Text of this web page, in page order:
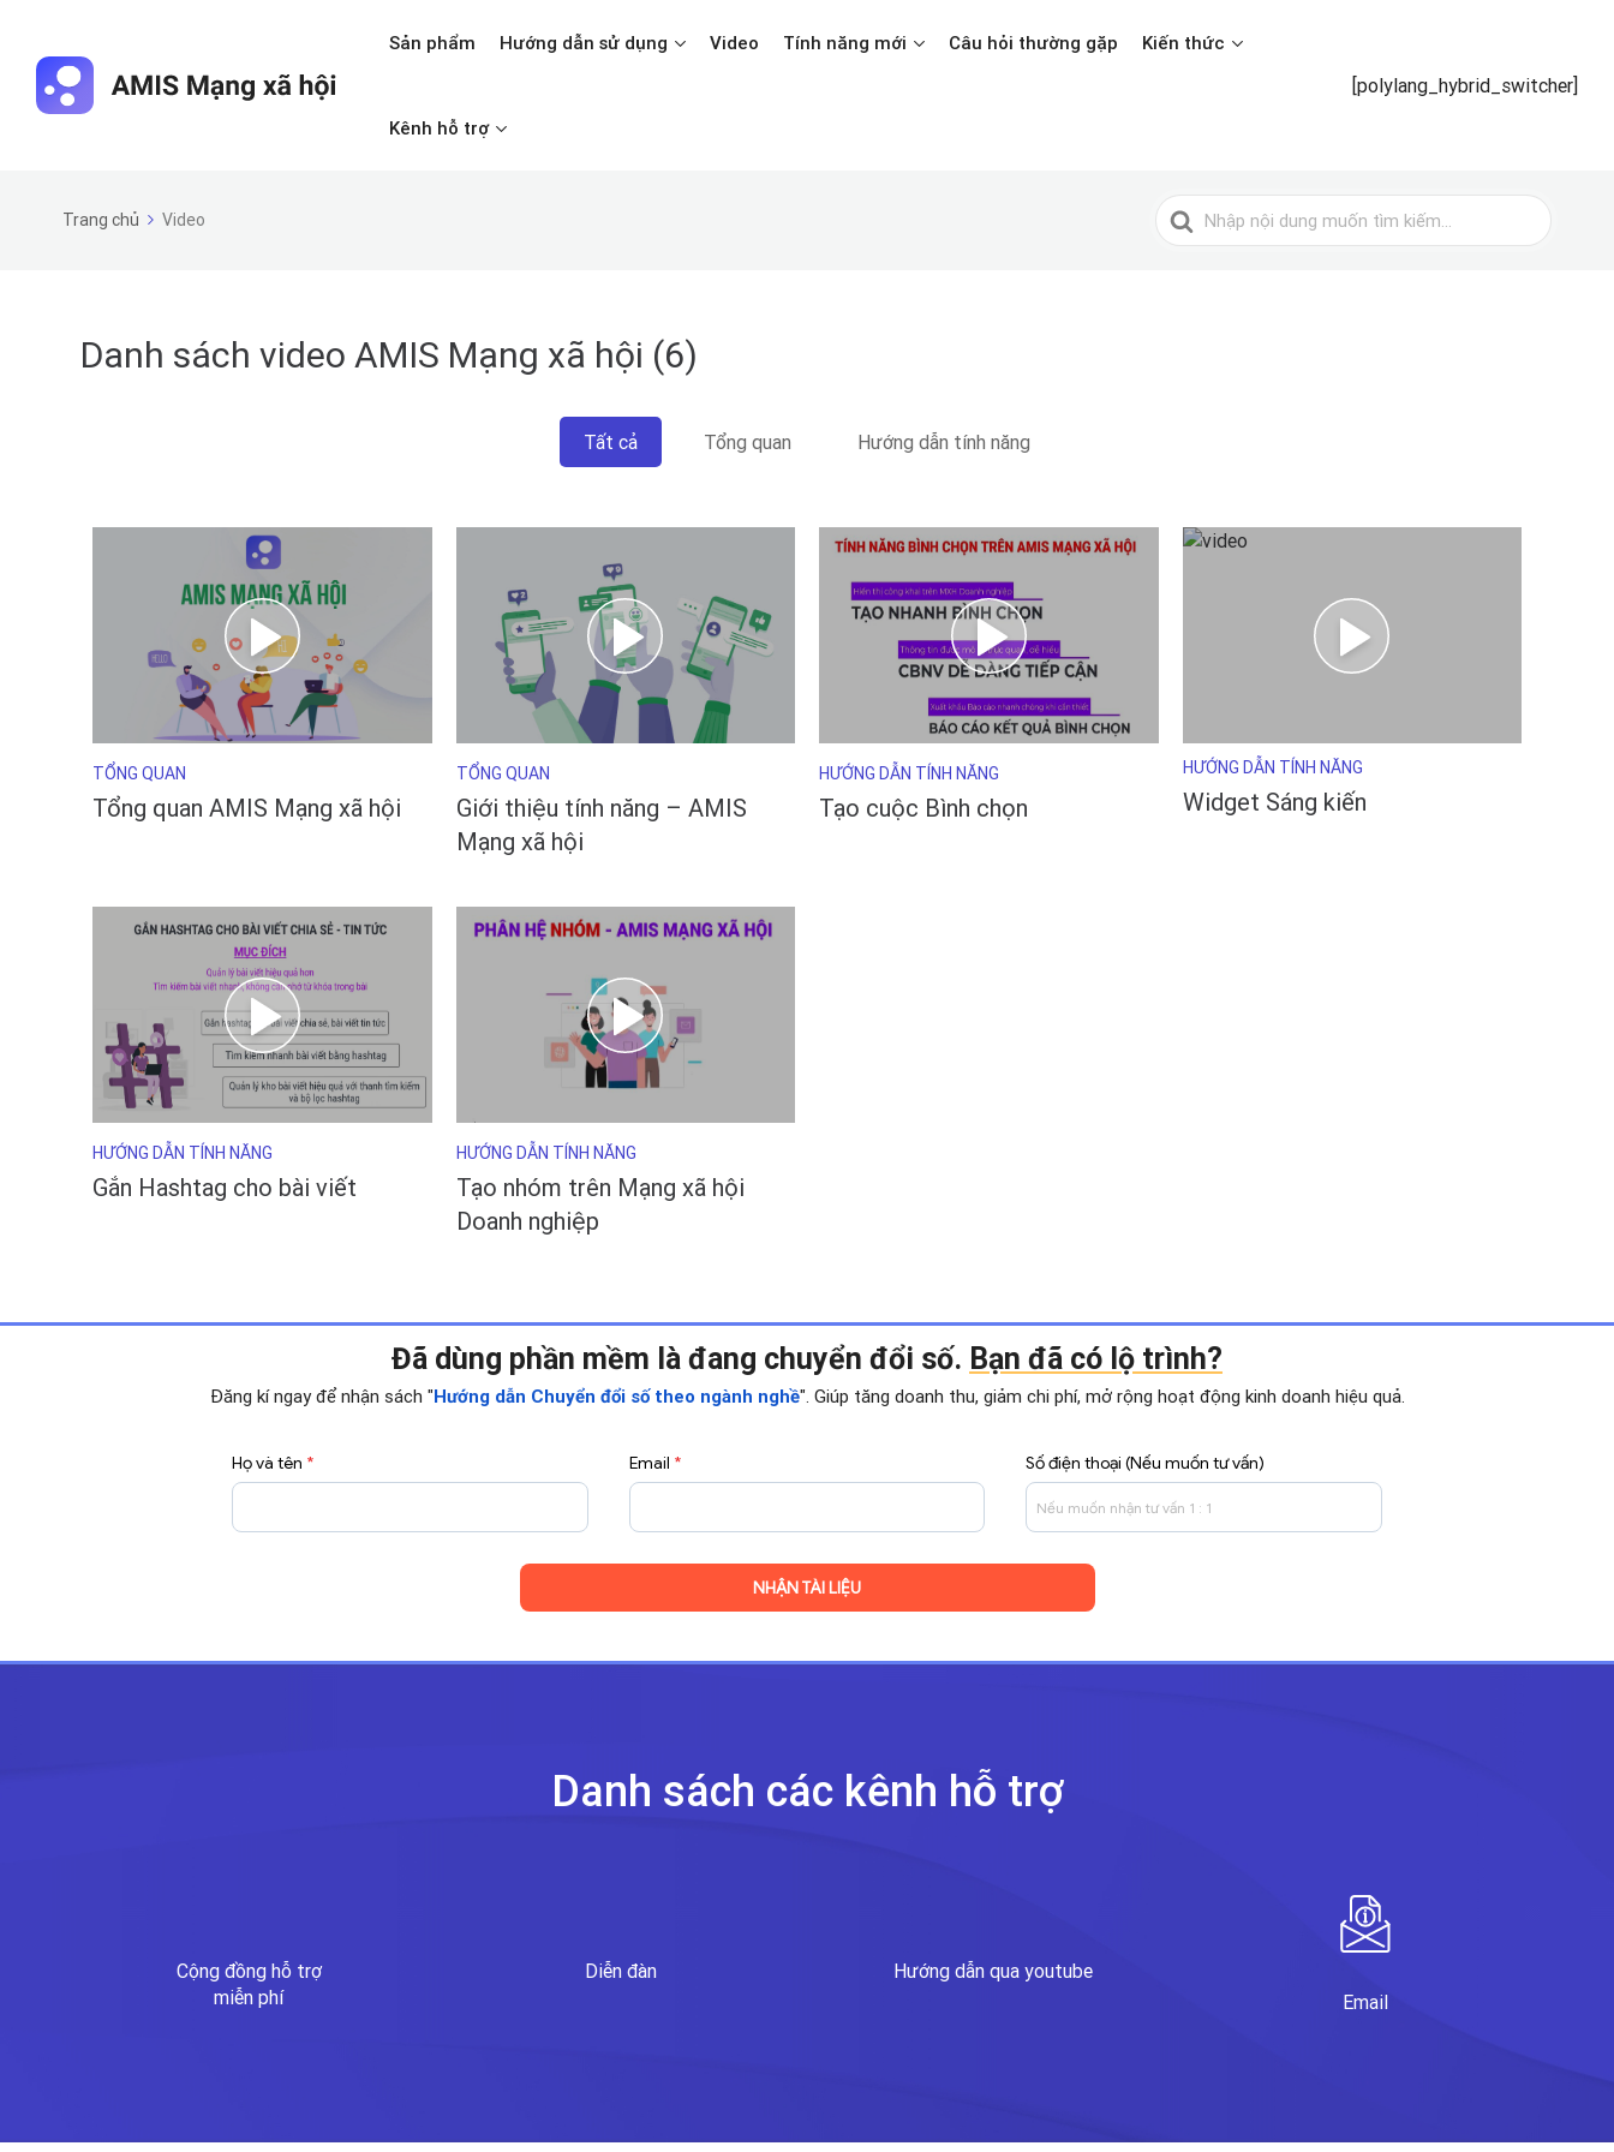
Sản phẩm Hướng dẫn sử dụng Video Tính năng mới Câu hỏi thường gặp Kiến thức
Kênh hỗ trợ
[polylang_hybrid_switcher]
Trang chủ Video
Tìm
kiếm
Danh sách video AMIS Mạng xã hội (6)
Tất cả Tổng quan Hướng dẫn tính năng
TỔNG QUAN
Tổng quan AMIS Mạng xã hội
TỔNG QUAN
Giới thiệu tính năng – AMIS
Mạng xã hội
HƯỚNG DẪN TÍNH NĂNG
Tạo cuộc Bình chọn
HƯỚNG DẪN TÍNH NĂNG
Widget Sáng kiến
HƯỚNG DẪN TÍNH NĂNG
Gắn Hashtag cho bài viết
HƯỚNG DẪN TÍNH NĂNG
Tạo nhóm trên Mạng xã hội
Doanh nghiệp
Đã dùng phần mềm là đang chuyển đổi số. Bạn đã có lộ trình?
Đăng kí ngay để nhận sách "Hướng dẫn Chuyển đổi số theo ngành nghề". Giúp tăng doanh thu, giảm chi phí, mở rộng hoạt động kinh doanh hiệu quả.
Họ và tên * Email * Số điện thoại (Nếu muốn tư vấn)
Danh sách các kênh hỗ trợ
Cộng đồng hỗ trợ
miễn phí
Diễn đàn
Hướng dẫn qua youtube
Email